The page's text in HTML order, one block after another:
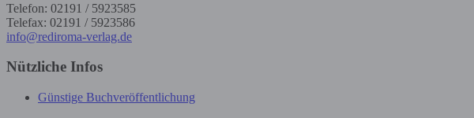
Telefon: 02191 / 5923585
Telefax: 02191 / 5923586
info@rediroma-verlag.de
Nützliche Infos
Günstige Buchveröffentlichung